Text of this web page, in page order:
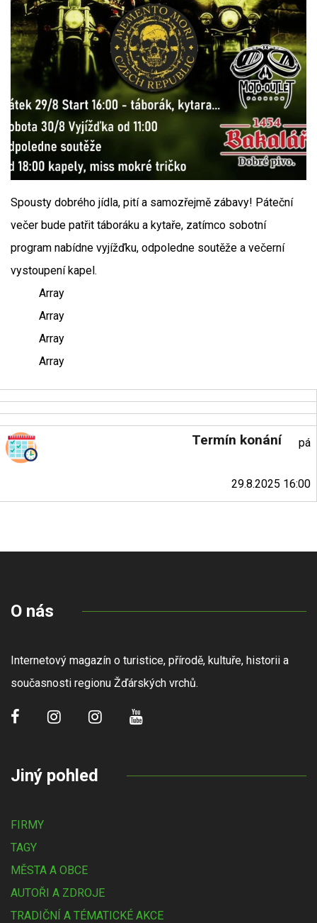
Spousty dobrého jídla, pití a samozřejmě zábavy! Páteční
večer bude patřit táboráku a kytaře, zatímco sobotní
program nabídne vyjížďku, odpoledne soutěže a večerní
vystoupení kapel.
Array
Array
Array
Array
Termín konání pá
29.8.2025 16:00
O nás
Internetový magazín o turistice, přírodě, kultuře, historii a
současnosti regionu Žďárských vrchů.
Jiný pohled
FIRMY
TAGY
MĚSTA A OBCE
AUTOŘI A ZDROJE
TRADIČNÍ A TÉMATICKÉ AKCE